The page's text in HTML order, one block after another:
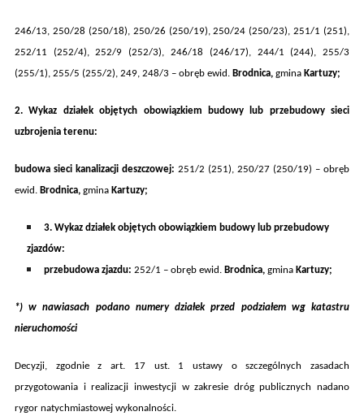
246/13, 250/28 (250/18), 250/26 (250/19), 250/24 (250/23), 251/1 (251),
252/11 (252/4), 252/9 (252/3), 246/18 (246/17), 244/1 (244), 255/3
(255/1), 255/5 (255/2), 249, 248/3 – obręb ewid. Brodnica, gmina Kartuzy;
2. Wykaz działek objętych obowiązkiem budowy lub przebudowy sieci
uzbrojenia terenu:
budowa sieci kanalizacji deszczowej: 251/2 (251), 250/27 (250/19) – obręb
ewid.Brodnica, gmina Kartuzy;
3. Wykaz działek objętych obowiązkiem budowy lub przebudowy
zjazdów:
przebudowa zjazdu: 252/1 – obręb ewid. Brodnica, gmina Kartuzy;
*) w nawiasach podano numery działek przed podziałem wg katastru
nieruchomości
Decyzji, zgodnie z art. 17 ust. 1 ustawy o szczególnych zasadach
przygotowania i realizacji inwestycji w zakresie dróg publicznychnadano
rygor natychmiastowej wykonalności.